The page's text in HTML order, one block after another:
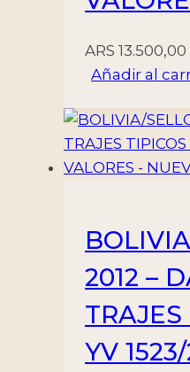
ARS 13.500,00
Añadir al
2012 –
TRAJES
YV